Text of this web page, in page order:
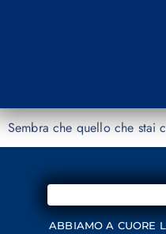
Sembra che quello che stai
ABBIAMO A CUORE